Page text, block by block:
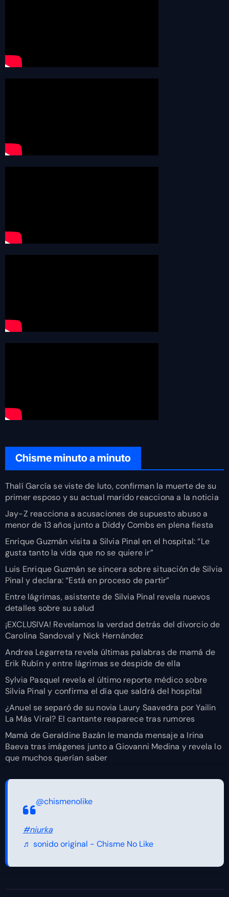
Chisme minuto a minuto
Thalí García se viste de luto, confirman la muerte de su
primer esposo y su actual marido reacciona a la noticia
Jay-Z reacciona a acusaciones de supuesto abuso a
menor de 13 años junto a Diddy Combs en plena fiesta
Enrique Guzmán visita a Silvia Pinal en el hospital: “Le
gusta tanto la vida que no se quiere ir”
Luis Enrique Guzmán se sincera sobre situación de Silvia
Pinal y declara: “Está en proceso de partir”
Entre lágrimas, asistente de Silvia Pinal revela nuevos
detalles sobre su salud
¡EXCLUSIVA! Revelamos la verdad detrás del divorcio de
Carolina Sandoval y Nick Hernández
Andrea Legarreta revela últimas palabras de mamá de
Erik Rubín y entre lágrimas se despide de ella
Sylvia Pasquel revela el último reporte médico sobre
Silvia Pinal y confirma el día que saldrá del hospital
¿Anuel se separó de su novia Laury Saavedra por Yailin
La Más Viral? El cantante reaparece tras rumores
Mamá de Geraldine Bazán le manda mensaje a Irina
Baeva tras imágenes junto a Giovanni Medina y revela lo
que muchos querían saber
@chismenolike
#niurka
♬ sonido original - Chisme No Like